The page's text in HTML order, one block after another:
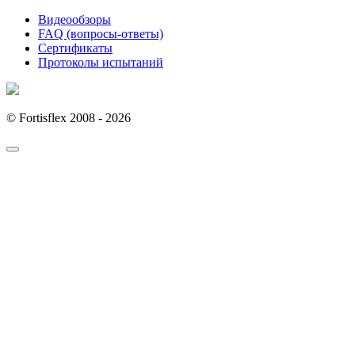
Видеообзоры
FAQ (вопросы-ответы)
Сертификаты
Протоколы испытаний
© Fortisflex 2008 - 2026